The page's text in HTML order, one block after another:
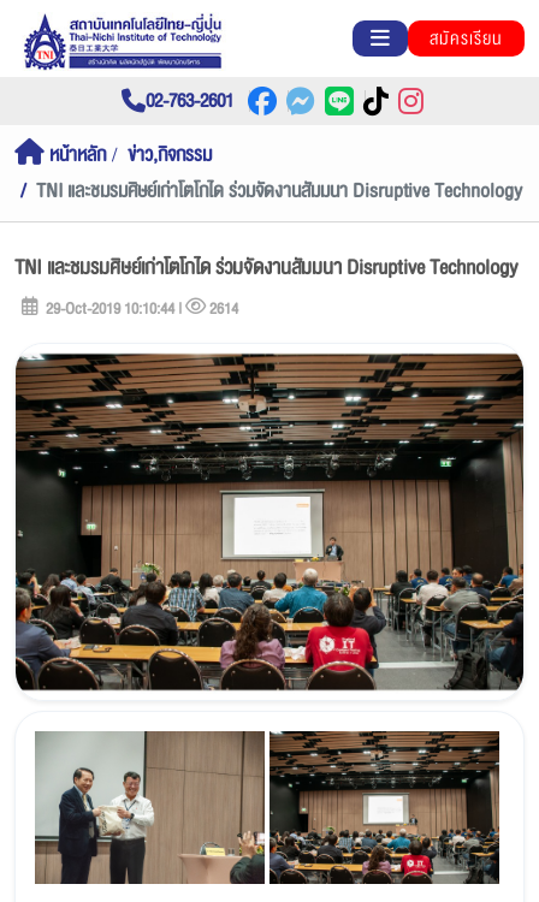
สมัครเรียน
02-763-2601
หน้าหลัก
ข่าว,กิจกรรม
TNI และชมรมศิษย์เก่าโตโกได ร่วมจัดงานสัมมนา Disruptive Technology
TNI และชมรมศิษย์เก่าโตโกได ร่วมจัดงานสัมมนา Disruptive Technology
29-Oct-2019 10:10:44 | 2614